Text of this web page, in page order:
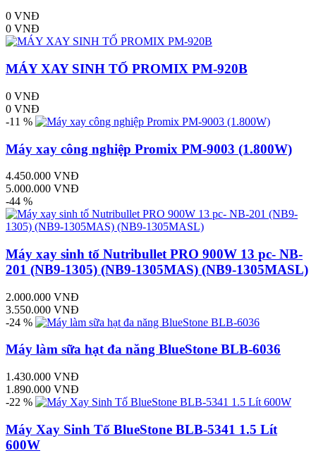
0 VNĐ
0 VNĐ
MÁY XAY SINH TỐ PROMIX PM-920B
0 VNĐ
0 VNĐ
-11 %
Máy xay công nghiệp Promix PM-9003 (1.800W)
4.450.000 VNĐ
5.000.000 VNĐ
-44 %
Máy xay sinh tố Nutribullet PRO 900W 13 pc- NB-
201 (NB9-1305) (NB9-1305MAS) (NB9-1305MASL)
2.000.000 VNĐ
3.550.000 VNĐ
-24 %
Máy làm sữa hạt đa năng BlueStone BLB-6036
1.430.000 VNĐ
1.890.000 VNĐ
-22 %
Máy Xay Sinh Tố BlueStone BLB-5341 1.5 Lít
600W